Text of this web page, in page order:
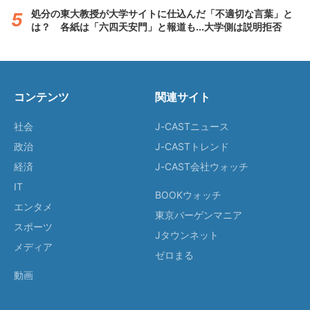
処分の東大教授が大学サイトに仕込んだ「不適切な言葉」と
は？ 各紙は「六四天安門」と報道も...大学側は説明拒否
コンテンツ
社会
政治
経済
IT
エンタメ
スポーツ
メディア
動画
関連サイト
J-CASTニュース
J-CASTトレンド
J-CAST会社ウォッチ
BOOKウォッチ
東京バーゲンマニア
Jタウンネット
ゼロまる